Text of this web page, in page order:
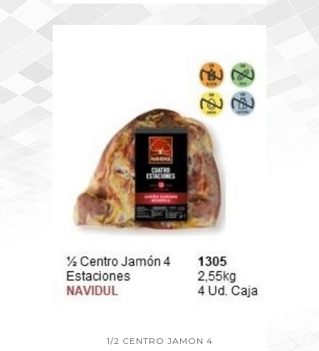
1/2 CENTRO JAMON 4